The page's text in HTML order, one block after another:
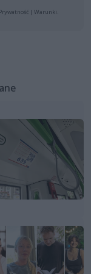
Prywatność | Warunki